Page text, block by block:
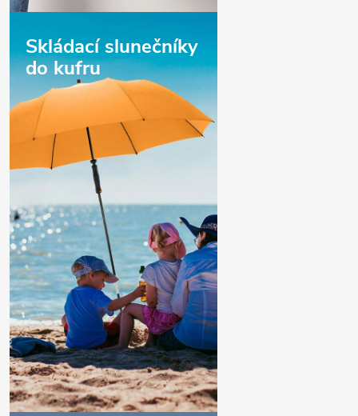
Skládací slunečníky
do kufru